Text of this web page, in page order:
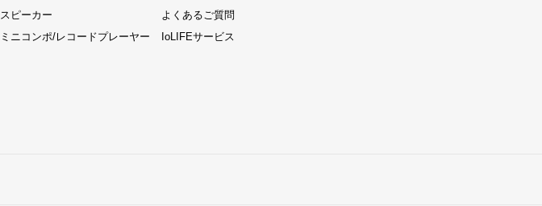
スピーカー
ミニコンポ/レコードプレーヤー
よくあるご質問
IoLIFEサービス